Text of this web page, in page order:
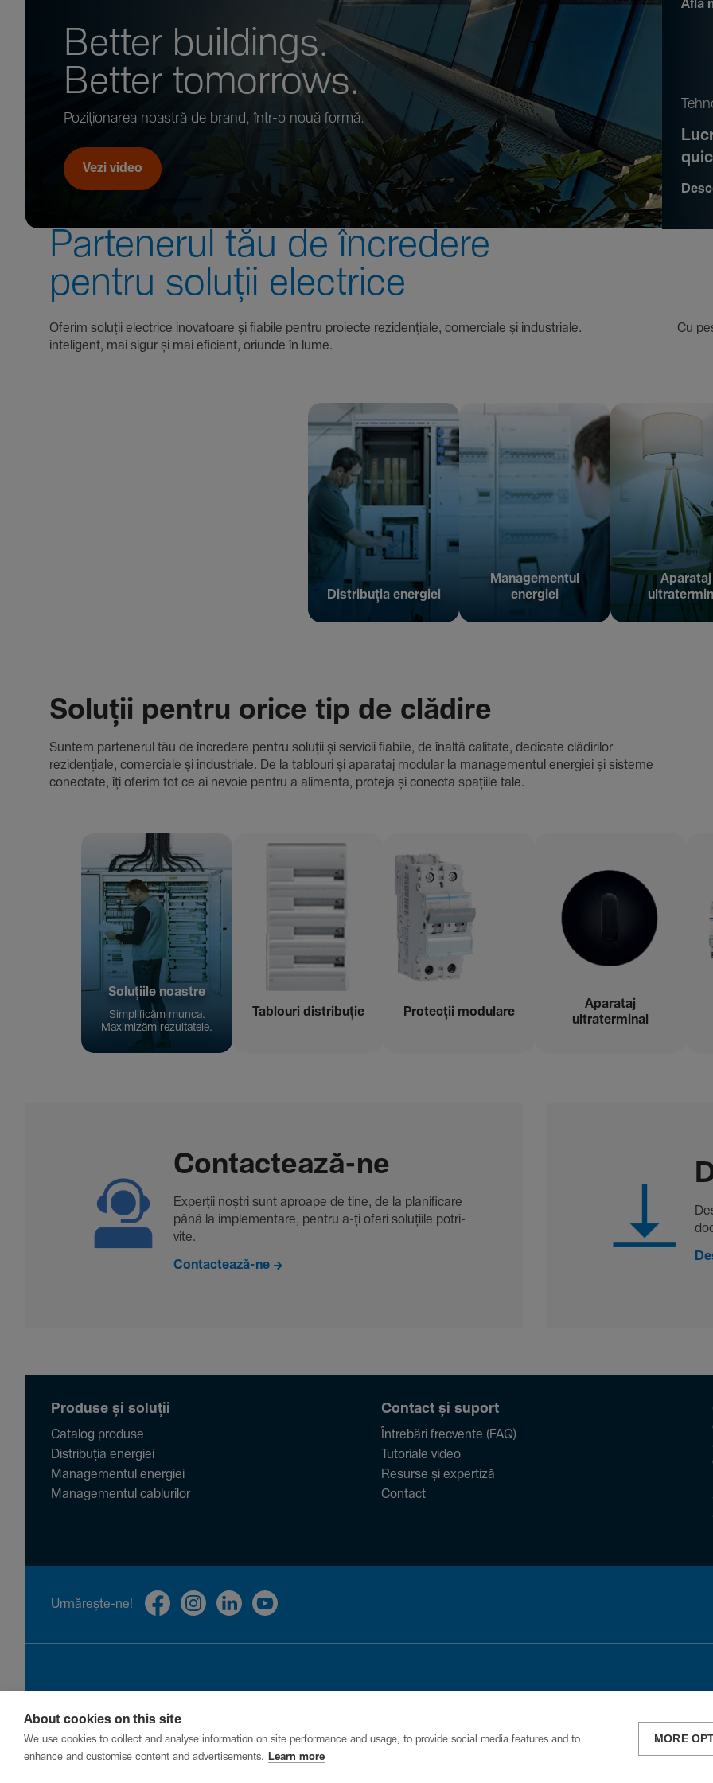
Better buil­dings.
Better tomor­rows.
Pozi­țio­narea noastră de brand, într-o nouă formă.
Vezi video
Află
Parte­nerul tău de încre­dere
pentru soluții electrice
Oferim soluții electrice inova­toare și fiabile pentru proiecte rezi­den­țiale, comer­ciale și indus­triale. Cu peste
inte­li­gent, mai sigur și mai eficient, oriunde în lume.
Distribuția energiei
Managementul
energiei
Aparataj
Soluții pentru orice tip de clădire
Suntem parte­nerul tău de încre­dere pentru soluții și servicii fiabile, de înaltă cali­tate, dedi­cate clădi­rilor
rezi­den­țiale, comer­ciale și indus­triale. De la tablouri și aparataj modular la managementul energiei și sisteme
conec­tate, îți oferim tot ce ai nevoie pentru a alimenta, proteja și conecta spațiile tale.
Solu­țiile noastre
Simpli­ficăm munca.
Maxi­mizăm rezul­ta­tele.
Tablouri distribuție Protecții modu­lare
Aparataj
ultraterminal
Contac­tează-ne
Experții noștri sunt aproape de tine, de la plani­fi­care
până la imple­men­tare, pentru a-ți oferi solu­țiile potri­
vite.
Contactează-ne
Produse și soluții
Catalog produse
Distribuția energiei
Managementul energiei
Managementul cablurilor
Contact și suport
Întrebări frecvente (FAQ)
Tutoriale video
Resurse și expertiză
Contact
Urmă­rește-ne!
Privacy Cookies
About cookies on this site
We use cookies to collect and analyse information on site performance and usage, to provide social media features and to
enhance and customise content and advertisements.
Learn more
MORE